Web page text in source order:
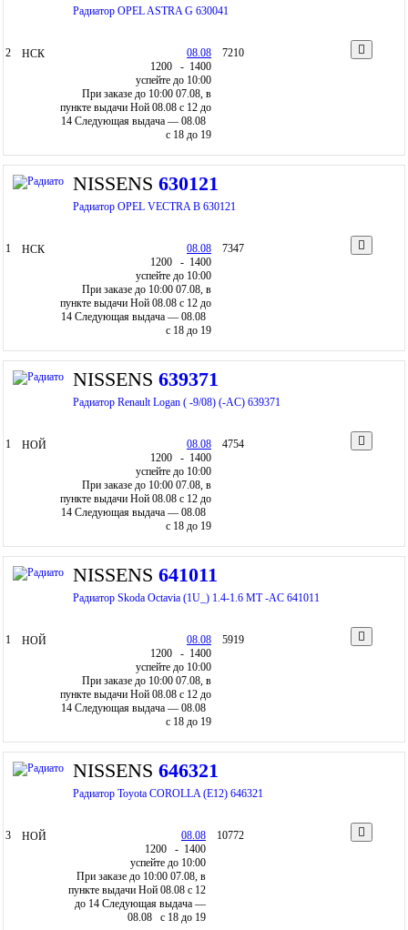
Радиатор OPEL ASTRA G 630041
2 НСК
08.08
1200 - 1400
успейте до 10:00
При заказе до 10:00 07.08, в
пункте выдачи Ной 08.08 c 12 до
14 Следующая выдача — 08.08
c 18 до 19
7210
NISSENS 630121
Радиатор OPEL VECTRA B 630121
1 НСК
08.08
1200 - 1400
успейте до 10:00
При заказе до 10:00 07.08, в
пункте выдачи Ной 08.08 c 12 до
14 Следующая выдача — 08.08
c 18 до 19
7347
NISSENS 639371
Радиатор Renault Logan ( -9/08) (-AC) 639371
1 НОЙ
08.08
1200 - 1400
успейте до 10:00
При заказе до 10:00 07.08, в
пункте выдачи Ной 08.08 c 12 до
14 Следующая выдача — 08.08
c 18 до 19
4754
NISSENS 641011
Радиатор Skoda Octavia (1U_) 1.4-1.6 MT -AC 641011
1 НОЙ
08.08
1200 - 1400
успейте до 10:00
При заказе до 10:00 07.08, в
пункте выдачи Ной 08.08 c 12 до
14 Следующая выдача — 08.08
c 18 до 19
5919
NISSENS 646321
Радиатор Toyota COROLLA (E12) 646321
3 НОЙ
08.08
1200 - 1400
успейте до 10:00
При заказе до 10:00 07.08, в
пункте выдачи Ной 08.08 c 12
до 14 Следующая выдача —
08.08 c 18 до 19
10772